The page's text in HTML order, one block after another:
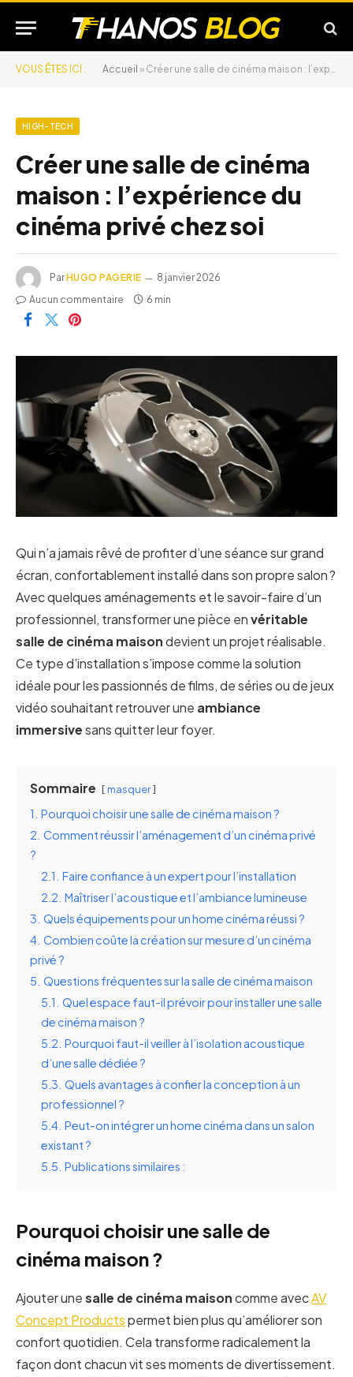
VOUS ÊTES ICI : Accueil » Créer une salle de cinéma maison : l’expérience du cinéma privé chez soi
HIGH-TECH
Créer une salle de cinéma
maison : l’expérience du
cinéma privé chez soi
ParHUGO PAGERIE
8 janvier 2026
Aucun commentaire
6 min
Qui n’a jamais rêvé de profiter d’une séance sur grand
écran, confortablement installé dans son propre salon ?
Avec quelques aménagements et le savoir-faire d’un
professionnel, transformer une pièce envéritable
salle de cinéma maisondevient un projet réalisable.
Ce type d’installation s’impose comme la solution
idéale pour les passionnés de films, de séries ou de jeux
vidéo souhaitant retrouver une ambiance
immersivesans quitter leur foyer.
Sommaire masquer
1. Pourquoi choisir une salle de cinéma maison ?
2. Comment réussir l’aménagement d’un cinéma privé
?
2.1. Faire confiance à un expert pour l’installation
2.2. Maîtriser l’acoustique et l’ambiance lumineuse
3. Quels équipements pour un home cinéma réussi ?
4. Combien coûte la création sur mesure d’un cinéma
privé ?
5. Questions fréquentes sur la salle de cinéma maison
5.1. Quel espace faut-il prévoir pour installer une salle
de cinéma maison ?
5.2. Pourquoi faut-il veiller à l’isolation acoustique
d’une salle dédiée ?
5.3. Quels avantages à confier la conception à un
professionnel ?
5.4. Peut-on intégrer un home cinéma dans un salon
existant ?
5.5. Publications similaires :
Pourquoi choisir une salle de
cinéma maison ?
Ajouter unesalle de cinéma maisoncomme avecAV
Concept Productspermet bien plus qu’améliorer son
confort quotidien. Cela transforme radicalement la
façon dont chacun vit ses moments de divertissement.